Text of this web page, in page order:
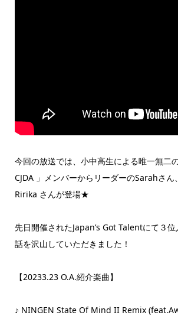
今回の放送では、小中高生による唯一無二
CJDA 」メンバーからリーダーのSarahさん
Ririka さんが登場★
先日開催されたJapan’s Got Talentにて３
話を沢山していただきました！
【20233.23 O.A.紹介楽曲】
♪ NINGEN State Of Mind II Remix